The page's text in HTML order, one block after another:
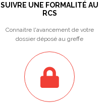
SUIVRE UNE FORMALITÉ AU
RCS
Connaitre l'avancement de votre
dossier déposé au greffe